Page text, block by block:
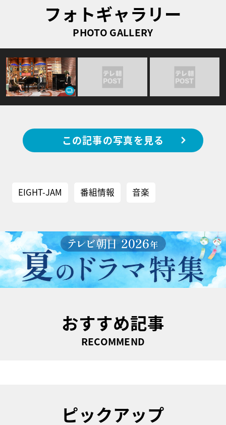
フォトギャラリー
PHOTO GALLERY
この記事の写真を見る
EIGHT-JAM 番組情報 音楽
おすすめ記事
RECOMMEND
ピックアップ